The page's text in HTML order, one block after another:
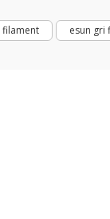
filament esun gri